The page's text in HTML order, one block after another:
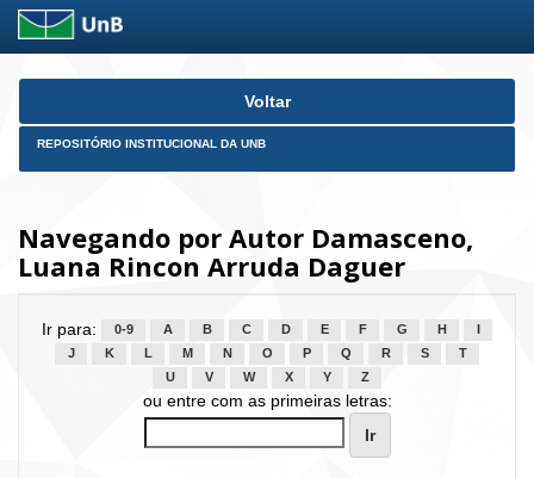
Skip
Voltar
REPOSITÓRIO INSTITUCIONAL DA UNB
Navegando por Autor Damasceno,
Luana Rincon Arruda Daguer
Ir para: 0-9 A B C D E F G H
J
K L M N O P Q R S
T
U
V W X Y Z
ou entre com as primeiras letras: